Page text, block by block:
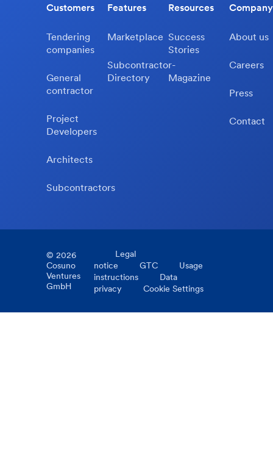
Customers
Tendering
companies
General
contractor
Project
Developers
Architects
Subcontractors
Features
Marketplace
Subcontractor-
Directory
Resources
Success
Stories
Magazine
Company
About us
Careers
Press
Contact
© 2026
Cosuno
Ventures
GmbH
Legal
notice
GTC
Usage
instructions
Data
privacy
Cookie Settings